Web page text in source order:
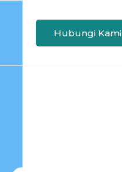
Hubungi Kami